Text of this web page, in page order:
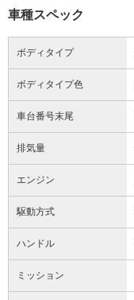
車種スペック
ボディタイプ
ボディタイプ色
車台番号末尾
排気量
エンジン
駆動方式
ハンドル
ミッション